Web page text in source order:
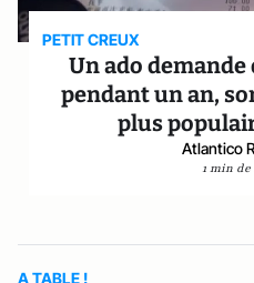
PETIT CREUX
Un ado
pendant un an,
plus
Atlantico
1 min
A TABLE !